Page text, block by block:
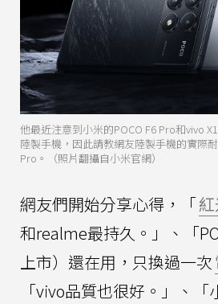
他最近注意到小米的POCO F6 Pro和vivo
陸製手機，因此請教網友陸製手機的實際
Pro。（照片翻攝自小米官網）
網友們開始分享心得，「
和realme最持久。」、「
上市）還在用，只換過一次
「vivo品質也很好。」、